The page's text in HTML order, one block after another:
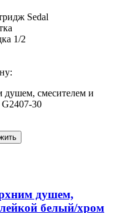
Sedal
1/2
душем, смесителем и
30
душем,
белый/хром